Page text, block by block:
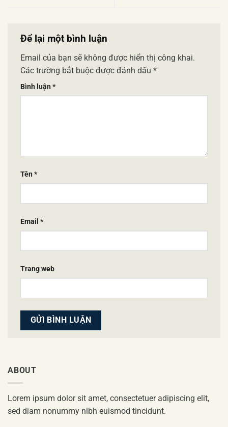
Để lại một bình luận
Email của bạn sẽ không được hiển thị công khai.
Các trường bắt buộc được đánh dấu *
Bình luận *
Tên *
Email *
Trang web
ABOUT
Lorem ipsum dolor sit amet, consectetuer adipiscing elit,
sed diam nonummy nibh euismod tincidunt.